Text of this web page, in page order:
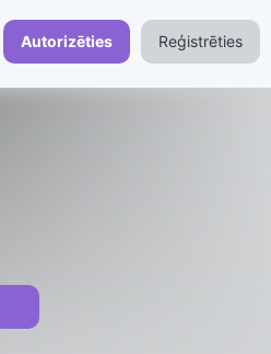
Autorizēties Reģistrēties